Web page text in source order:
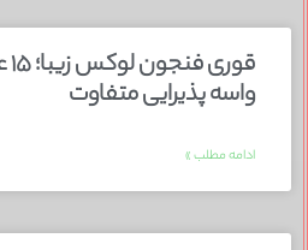
واسه پذیرایی متفاوت
ادامه مطلب »